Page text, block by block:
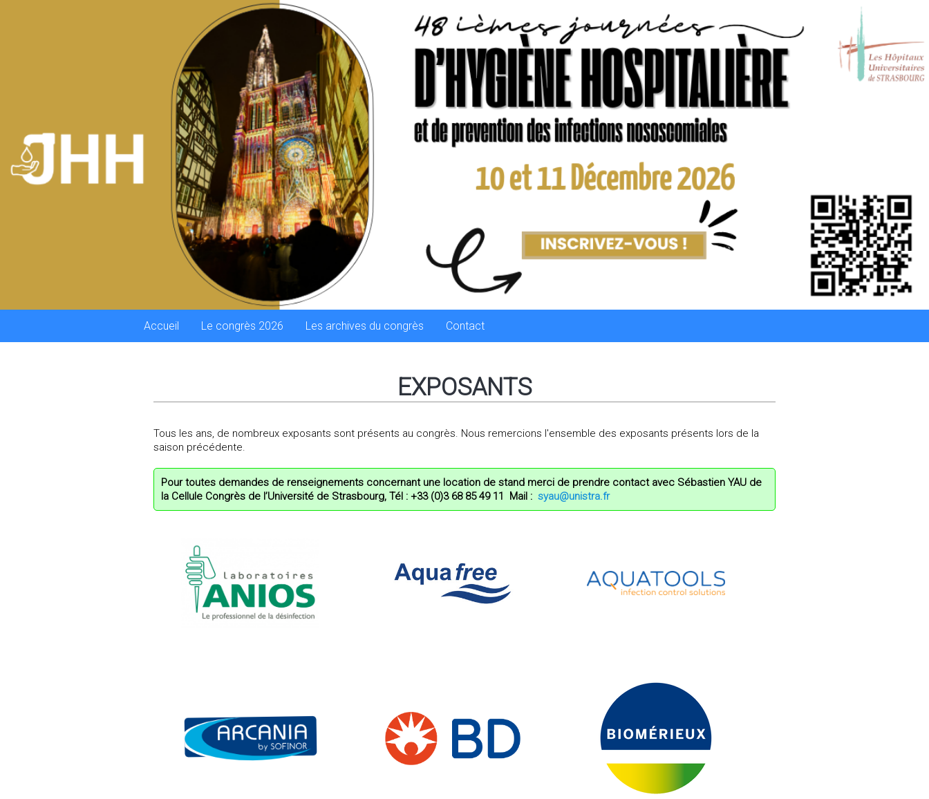
Accueil Le congrès 2026 Les archives du congrès Contact
EXPOSANTS
Tous les ans, de nombreux exposants sont présents au congrès. Nous remercions l'ensemble des exposants présents lors de la
saison précédente.
Pour toutes demandes de renseignements concernant une location de stand merci de prendre contact avec Sébastien YAU de
la Cellule Congrès de l’Université de Strasbourg, Tél : +33 (0)3 68 85 49 11 Mail : syau@unistra.fr